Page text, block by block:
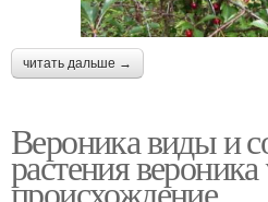
читать дальше →
Вероника виды и
растения
происхождение